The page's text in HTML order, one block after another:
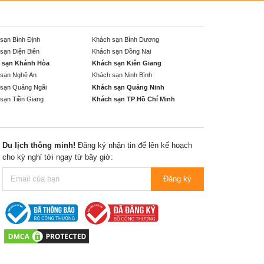
Bình Định
Khách sạn Bình Dương
Điện Biên
Khách sạn Đồng Nai
sạn Khánh Hòa
Khách sạn Kiên Giang
Nghệ An
Khách sạn Ninh Bình
Quảng Ngãi
Khách sạn Quảng Ninh
Tiền Giang
Khách sạn TP Hồ Chí Minh
Du lịch thông minh! Đăng ký nhận tin để lên kế hoạch
cho kỳ nghỉ tới ngay từ bây giờ:
Đăng ký